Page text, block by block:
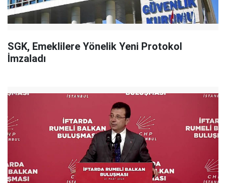
SGK, Emeklilere Yönelik Yeni Protokol
İmzaladı